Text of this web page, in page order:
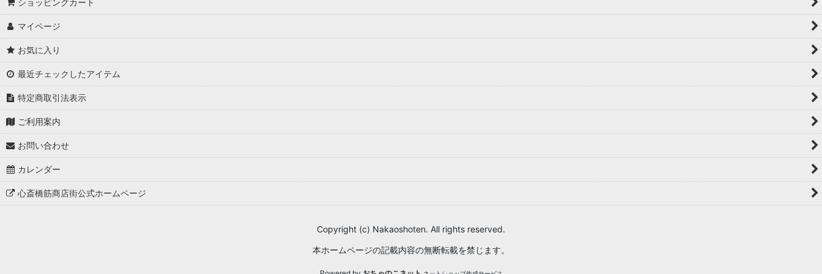
ショッピングカート
マイページ
お気に入り
最近チェックしたアイテム
特定商取引法表示
ご利用案内
お問い合わせ
カレンダー
心斎橋筋商店街公式ホームページ
Copyright (c) Nakaoshoten. All rights reserved.
本ホームページの記載内容の無断転載を禁じます。